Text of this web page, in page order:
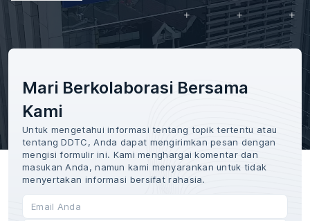
Mari Berkolaborasi Bersama
Kami
Untuk mengetahui informasi tentang topik tertentu atau
tentang DDTC, Anda dapat mengirimkan pesan dengan
mengisi formulir ini. Kami menghargai komentar dan
masukan Anda, namun kami menyarankan untuk tidak
menyertakan informasi bersifat rahasia.